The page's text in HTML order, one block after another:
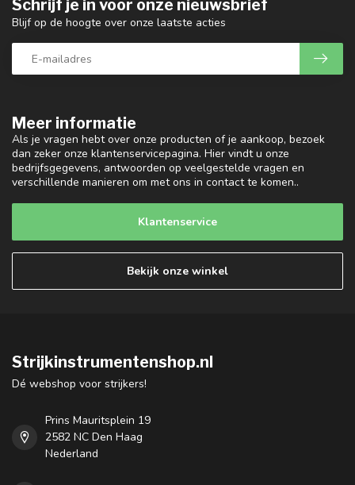
Meer informatie
Als je vragen hebt over onze producten of je aankoop, bezoek
dan zeker onze klantenservicepagina. Hier vindt u onze
bedrijfsgegevens, antwoorden op veelgestelde vragen en
verschillende manieren om met ons in contact te komen..
Klantenservice
Bekijk onze winkel
Schrijf je in voor onze nieuwsbrief
Blijf op de hoogte over onze laatste acties
Strijkinstrumentenshop.nl
Dé webshop voor strijkers!
Prins Mauritsplein 19
2582 NC Den Haag
Nederland